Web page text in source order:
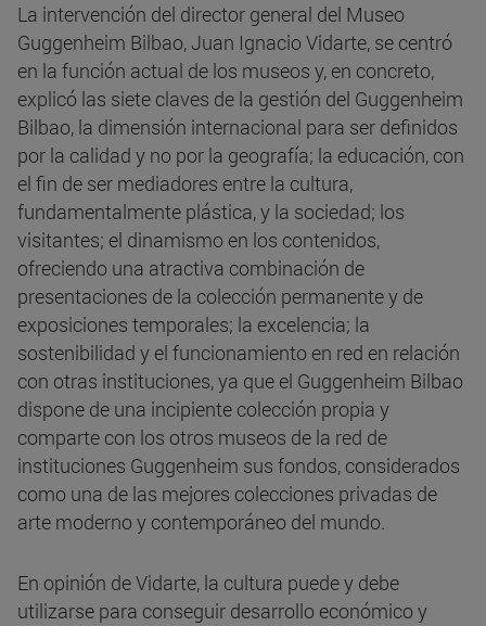
La intervención del director general del Museo
Guggenheim Bilbao, Juan Ignacio Vidarte, se centró
en la función actual de los museos y, en concreto,
explicó las siete claves de la gestión del Guggenheim
Bilbao, la dimensión internacional para ser definidos
por la calidad y no por la geografía; la educación, con
el fin de ser mediadores entre la cultura,
fundamentalmente plástica, y la sociedad; los
visitantes; el dinamismo en los contenidos,
ofreciendo una atractiva combinación de
presentaciones de la colección permanente y de
exposiciones temporales; la excelencia; la
sostenibilidad y el funcionamiento en red en relación
con otras instituciones, ya que el Guggenheim Bilbao
dispone de una incipiente colección propia y
comparte con los otros museos de la red de
instituciones Guggenheim sus fondos, considerados
como una de las mejores colecciones privadas de
arte moderno y contemporáneo del mundo.
En opinión de Vidarte, la cultura puede y debe
utilizarse para conseguir desarrollo económico y